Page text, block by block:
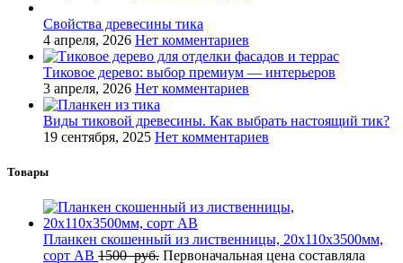
Свойства древесины тика
4 апреля, 2026 Нет комментариев
Тиковое дерево: выбор премиум — интерьеров
3 апреля, 2026 Нет комментариев
Виды тиковой древесины. Как выбрать настоящий тик?
19 сентября, 2025 Нет комментариев
Товары
Планкен скошенный из лиственницы, 20x110x3500мм,
сорт AB 1500руб. Первоначальная цена составляла